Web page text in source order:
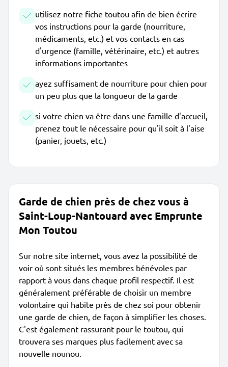
utilisez notre fiche toutou afin de bien écrire
vos instructions pour la garde (nourriture,
médicaments, etc.) et vos contacts en cas
d'urgence (famille, vétérinaire, etc.) et autres
informations importantes
ayez suffisament de nourriture pour chien pour
un peu plus que la longueur de la garde
si votre chien va être dans une famille d'accueil,
prenez tout le nécessaire pour qu'il soit à l'aise
(panier, jouets, etc.)
Garde de chien près de chez vous à
Saint-Loup-Nantouard avec Emprunte
Mon Toutou
Sur notre site internet, vous avez la possibilité de
voir où sont situés les membres bénévoles par
rapport à vous dans chaque profil respectif. Il est
généralement préférable de choisir un membre
volontaire qui habite près de chez soi pour obtenir
une garde de chien, de façon à simplifier les choses.
C'est également rassurant pour le toutou, qui
trouvera ses marques plus facilement avec sa
nouvelle nounou.